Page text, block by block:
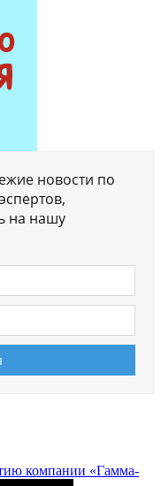
новости по
на нашу
компании «Гамма-